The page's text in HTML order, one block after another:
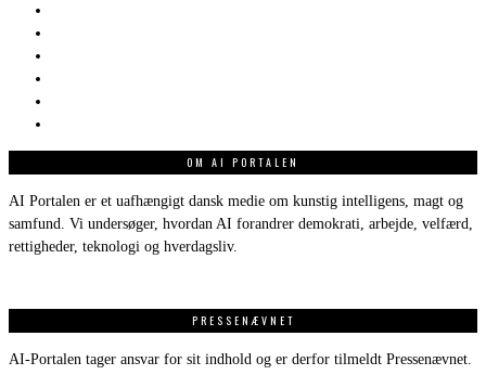
OM AI PORTALEN
AI Portalen er et uafhængigt dansk medie om kunstig intelligens, magt og
samfund. Vi undersøger, hvordan AI forandrer demokrati, arbejde, velfærd,
rettigheder, teknologi og hverdagsliv.
PRESSENÆVNET
AI-Portalen tager ansvar for sit indhold og er derfor tilmeldt Pressenævnet.